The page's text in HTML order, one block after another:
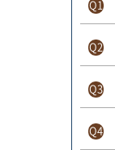
Q1
Q2
Q3
Q4